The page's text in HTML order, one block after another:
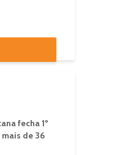
fecha 1º
de 36